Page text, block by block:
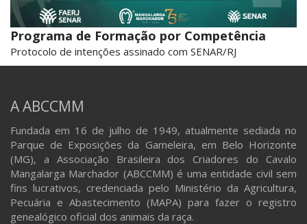
Programa de Formação por Competência
Protocolo de intenções assinado com SENAR/RJ
A ABCCMM
Fundada em 16 de julho de 1949, atualmente sediada no
Parque de Exposições da Gameleira, em Belo Horizonte
(MG), a Associação Brasileira dos Criadores do Cavalo
Mangalarga Marchador (ABCCMM) é uma entidade civil sem
fins lucrativos, credenciada pelo Ministério da Agricultura,
Pecuária e Abastecimento (MAPA) para fazer o registro
genealógico oficial dos animais da raça.